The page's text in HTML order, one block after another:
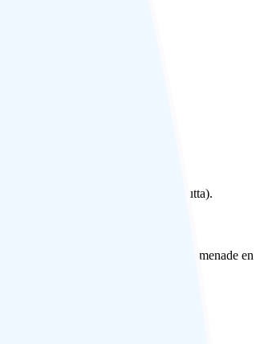
séjour de 2 nuits.
nouveau marché de Kolkata (Calcutta).
aux fleurs coloré, suivi d’une promenade en